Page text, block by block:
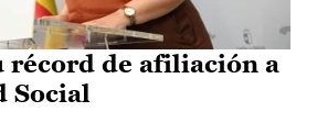
récord de afiliación a
Social